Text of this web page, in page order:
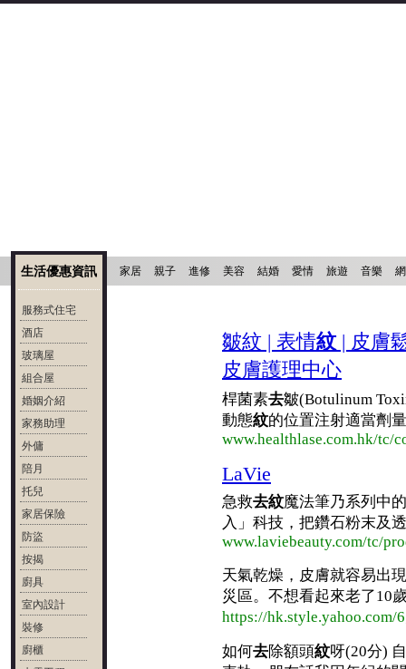
家居 親子 進修 美容 結婚 愛情 旅遊 音樂
生活優惠資訊
服務式住宅
酒店
玻璃屋
組合屋
婚姻介紹
家務助理
外傭
陪月
托兒
家居保險
防盜
按揭
廚具
室內設計
裝修
廚櫃
皺紋 | 表情紋 | 皮膚
皮膚護理中心
桿菌素去皺(Botulinum
動態紋的位置注射適當劑
www.healthlase.com.hk/tc/
LaVie
急救去紋魔法筆乃系列中
入」科技，把鑽石粉末及
www.laviebeauty.com/tc/
天氣乾燥，皮膚就容易出
災區。不想看起來老了10
https://
如何去除額頭紋呀(20分)